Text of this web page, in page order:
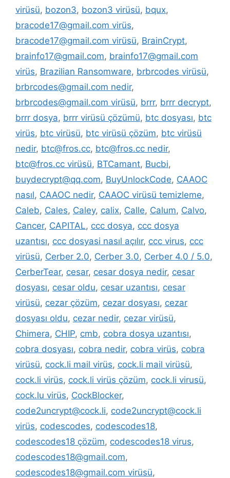
virüsü, bozon3, bozon3 virüsü, bqux,
bracode17@gmail.com virüs,
bracode17@gmail.com virüsü, BrainCrypt,
brainfo17@gmail.com, brainfo17@gmail.com
virüs, Brazilian Ransomware, brbrcodes virüsü,
brbrcodes@gmail.com nedir,
brbrcodes@gmail.com virüsü, brrr, brrr decrypt,
brrr dosya, brrr virüsü çözümü, btc dosyası, btc
virüs, btc virüsü, btc virüsü çözüm, btc virüsü
nedir, btc@fros.cc, btc@fros.cc nedir,
btc@fros.cc virüsü, BTCamant, Bucbi,
buydecrypt@qq.com, BuyUnlockCode, CAAOC
nasıl, CAAOC nedir, CAAOC virüsü temizleme,
Caleb, Cales, Caley, calix, Calle, Calum, Calvo,
Cancer, CAPITAL, ccc dosya, ccc dosya
uzantısı, ccc dosyasi nasıl açılır, ccc virus, ccc
virüsü, Cerber 2.0, Cerber 3.0, Cerber 4.0 / 5.0,
CerberTear, cesar, cesar dosya nedir, cesar
dosyası, cesar oldu, cesar uzantısı, cesar
virüsü, cezar çözüm, cezar dosyası, cezar
dosyası oldu, cezar nedir, cezar virüsü,
Chimera, CHIP, cmb, cobra dosya uzantısı,
cobra dosyası, cobra nedir, cobra virüs, cobra
virüsü, cock.li mail virüs, cock.li mail virüsü,
cock.li virüs, cock.li virüs çözüm, cock.li virusü,
cock.lu virüs, CockBlocker,
code2uncrypt@cock.li, code2uncrypt@cock.li
virüs, codescodes, codescodes18,
codescodes18 çözüm, codescodes18 virus,
codescodes18@gmail.com,
codescodes18@gmail.com virüsü,